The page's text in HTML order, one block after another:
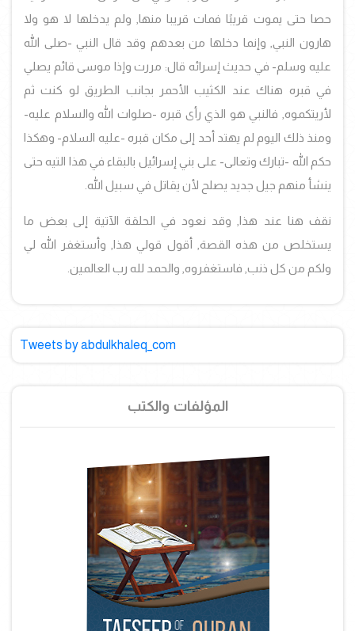
حصا حتى يموت قريبًا فمات قريبا منها, ولم يدخلها لا هو ولا
هارون النبي, وإنما دخلها من بعدهم وقد قال النبي -صلى الله
عليه وسلم- في حديث إسرائه قال: مررت وإذا موسى قائم يصلي
في قبره هناك عند الكثيب الأحمر بجانب الطريق لو كنت ثم
لأريتكموه, فالنبي هو الذي رأى قبره -صلوات الله والسلام عليه-
ومنذ ذلك اليوم لم يهتد أحد إلى مكان قبره -عليه السلام- وهكذا
حكم الله -تبارك وتعالى- على بني إسرائيل بالبقاء في هذا التيه حتى
ينشأ منهم جيل جديد يصلح لأن يقاتل في سبيل الله.
نقف هنا عند هذا, وقد نعود في الحلقة الآتية إلى بعض ما
يستخلص من هذه القصة, أقول قولي هذا, وأستغفر الله لي
ولكم من كل ذنب, فاستغفروه, والحمد لله رب العالمين.
Tweets by abdulkhaleq_com
المؤلفات والكتب